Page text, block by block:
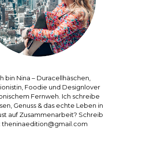
bin Nina – Duracellhäschen,
Foodie und Designlover
Fernweh. Ich schreibe
Genuss & das echte Leben in
auf Zusammenarbeit? Schreib
theninaedition@gmail.com